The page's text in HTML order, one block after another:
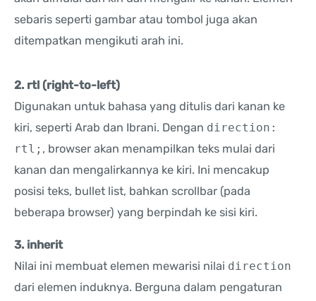
sebaris seperti gambar atau tombol juga akan
ditempatkan mengikuti arah ini.
2. rtl (right-to-left)
Digunakan untuk bahasa yang ditulis dari kanan ke
kiri, seperti Arab dan Ibrani. Dengan direction:
rtl; , browser akan menampilkan teks mulai dari
kanan dan mengalirkannya ke kiri. Ini mencakup
posisi teks, bullet list, bahkan scrollbar (pada
beberapa browser) yang berpindah ke sisi kiri.
3. inherit
Nilai ini membuat elemen mewarisi nilai direction
dari elemen induknya. Berguna dalam pengaturan